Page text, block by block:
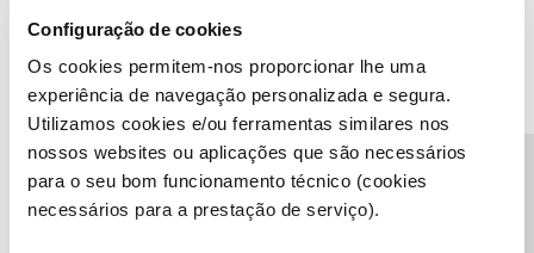
Configuração de cookies
Os cookies permitem-nos proporcionar lhe uma
experiência de navegação personalizada e segura.
Utilizamos cookies e/ou ferramentas similares nos
nossos websites ou aplicações que são necessários
para o seu bom funcionamento técnico (cookies
necessários para a prestação de serviço).
João H. Forum|Forum|3 months ago
Boa tarde ​ @Michael de Araujo Fernandes
Dados pessoais foram ocultos do seu comentário, para sua
Relembramos que qualquer informação partilhada no Fórum NOS